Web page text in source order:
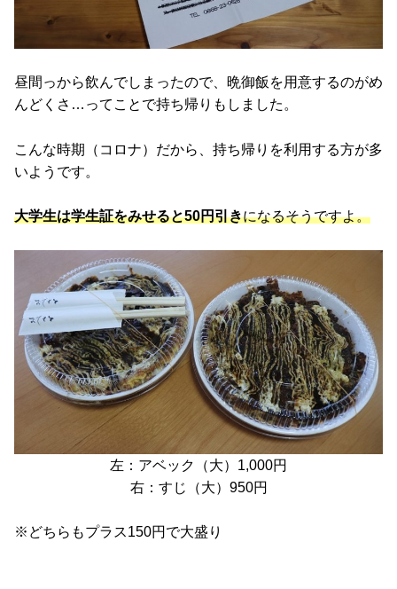
昼間っから飲んでしまったので、晩御飯を用意するのがめ
んどくさ…ってことで持ち帰りもしました。
こんな時期（コロナ）だから、持ち帰りを利用する方が多
いようです。
大学生は学生証をみせると50円引きになるそうですよ。
左：アベック（大）1,000円
右：すじ（大）950円
※どちらもプラス150円で大盛り